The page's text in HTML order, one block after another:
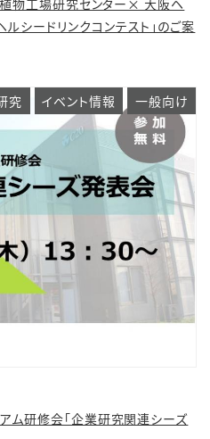
シードリンクコンテスト」のご案
究 イベント情報 一般向け
ム研修会「企業研究関連シーズ